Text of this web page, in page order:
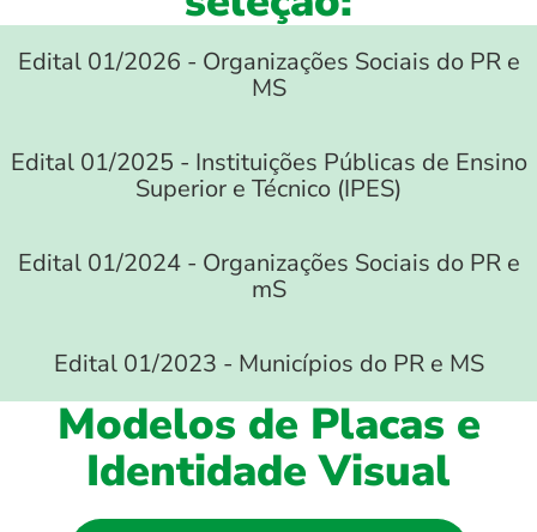
Edital 01/2026 - Organizações Sociais do PR e
MS
Edital 01/2025 - Instituições Públicas de Ensino
Superior e Técnico (IPES)
Edital 01/2024 - Organizações Sociais do PR e
mS
Edital 01/2023 - Municípios do PR e MS
Modelos de Placas e
Identidade Visual